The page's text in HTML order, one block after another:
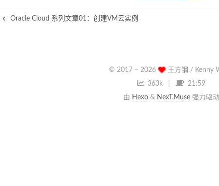
Oracle Cloud 系列文章01：创建VM云实例
© 2017 – 2026
王方钢 / Kenny
363k
21:59
由 Hexo& NexT.Muse强力驱动